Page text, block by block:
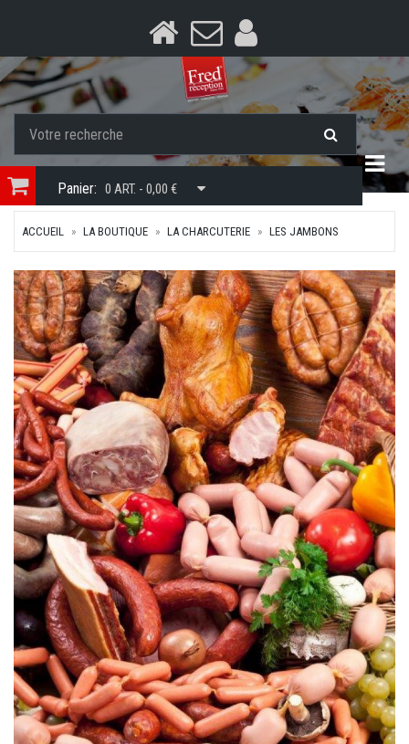
Panier: 0 ART. - 0,00 €
ACCUEIL LA BOUTIQUE LA CHARCUTERIE LES JAMBONS